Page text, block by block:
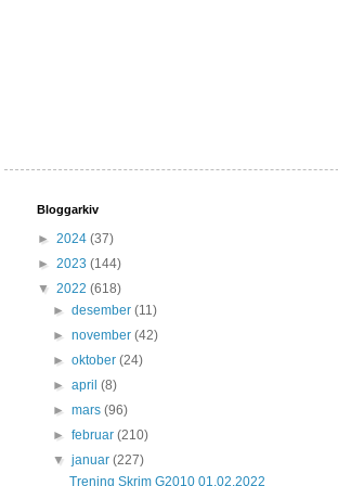
Bloggarkiv
► 2024 (37)
► 2023 (144)
▼ 2022 (618)
►desember(11)
►november(42)
►oktober(24)
►april(8)
►mars(96)
►februar(210)
▼januar(227)
Trening Skrim G2010 01.02.2022